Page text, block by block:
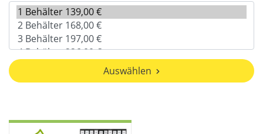
Auswählen